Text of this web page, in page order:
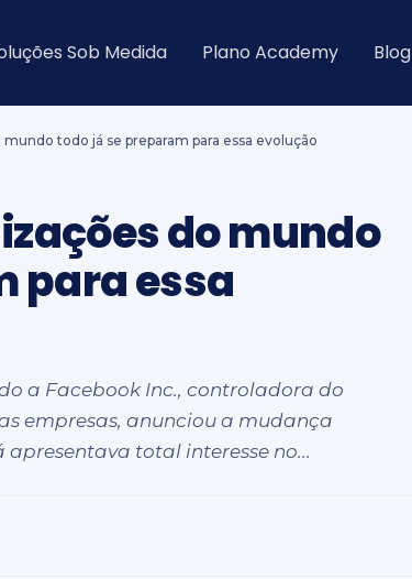
Sob Medida Plano Academy Blog
todo já se preparam para essa evolução
do mundo
para essa
a Facebook Inc., controladora do
empresas, anunciou a mudança
apresentava total interesse no...